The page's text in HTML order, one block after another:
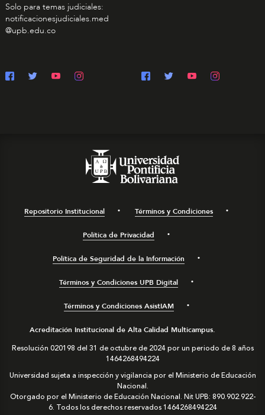
Solo para temas judiciales:
notificacionesjudiciales.med
@upb.edu.co
Repositorio Institucional Términos y Condiciones
Política de Privacidad
Política de Seguridad de la Información
Términos y Condiciones UPB Digital
Términos y Condiciones AsistIAM
Acreditación Institucional de Alta Calidad Multicampus.
Resolución 020198 del 31 de octubre de 2024 por un periodo de 8 años
1464268494224
Universidad sujeta a inspección y vigilancia por el Ministerio de Educación
Nacional.
Otorgado por el Ministerio de Educación Nacional. Nit UPB: 890.902.922-
6. Todos los derechos reservados1464268494224